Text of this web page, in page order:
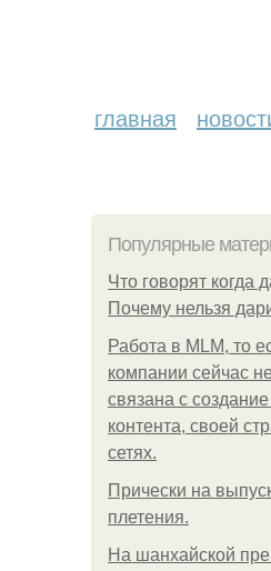
главная
Популярные
Что говорят когда
Почему нельзя
Работа в MLM, то
компании сейчас
связана с
контента, своей
сетях.
Прически на
плетения.
На шанхайской